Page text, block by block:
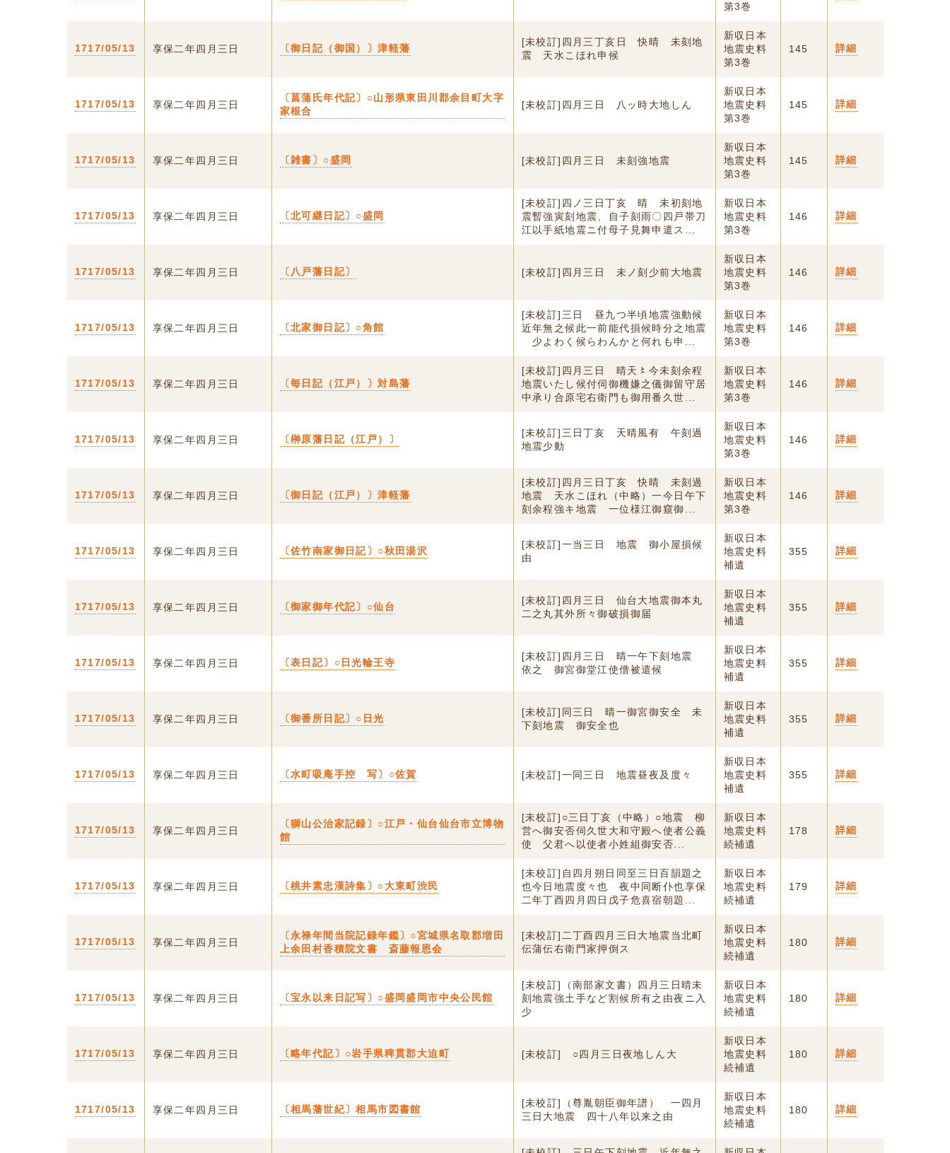
第3巻
1717/05/13 享保二年四月三日 〔御日記（御国）〕津軽藩
[未校訂]四月三丁亥日 快晴 未刻地
震 天水こほれ申候
新収日本
地震史料
第3巻
145 詳細
1717/05/13 享保二年四月三日
〔菖蒲氏年代記〕○山形県東田川郡余目町大字
家根合
[未校訂]四月三日 八ッ時大地しん
新収日本
地震史料
第3巻
145 詳細
1717/05/13 享保二年四月三日 〔雑書〕○盛岡 [未校訂]四月三日 未刻強地震
新収日本
地震史料
第3巻
145 詳細
1717/05/13 享保二年四月三日 〔北可継日記〕○盛岡
[未校訂]四ノ三日丁亥 晴 未初刻地
震暫強寅刻地震、自子刻雨〇四戸帯刀
江以手紙地震ニ付母子見舞申遣ス...
新収日本
地震史料
第3巻
146 詳細
1717/05/13 享保二年四月三日 〔八戸藩日記〕 [未校訂]四月三日 未ノ刻少前大地震
新収日本
地震史料
第3巻
146 詳細
1717/05/13 享保二年四月三日 〔北家御日記〕○角館
[未校訂]三日 昼九つ半頃地震強動候
近年無之候此一前能代損候時分之地震
ゟ少よわく候らわんかと何れも申...
新収日本
地震史料
第3巻
146 詳細
1717/05/13 享保二年四月三日 〔毎日記（江戸）〕対島藩
[未校訂]四月三日 晴天〻今未刻余程
地震いたし候付伺御機嫌之儀御留守居
中承り合原宅右衛門も御用番久世...
新収日本
地震史料
第3巻
146 詳細
1717/05/13 享保二年四月三日 〔榊原藩日記（江戸）〕
[未校訂]三日丁亥 天晴風有 午刻過
地震少動
新収日本
地震史料
第3巻
146 詳細
1717/05/13 享保二年四月三日 〔御日記（江戸）〕津軽藩
[未校訂]四月三日丁亥 快晴 未刻過
地震 天水こほれ（中略）一今日午下
刻余程強キ地震 一位様江御窺御...
新収日本
地震史料
第3巻
146 詳細
1717/05/13 享保二年四月三日 〔佐竹南家御日記〕○秋田湯沢
[未校訂]一当三日 地震 御小屋損候
由
新収日本
地震史料
補遺
355 詳細
1717/05/13 享保二年四月三日 〔御家御年代記〕○仙台
[未校訂]四月三日 仙台大地震御本丸
二之丸其外所々御破損御届
新収日本
地震史料
補遺
355 詳細
1717/05/13 享保二年四月三日 〔表日記〕○日光輪王寺
[未校訂]四月三日 晴一午下刻地震
依之 御宮御堂江使僧被遣候
新収日本
地震史料
補遺
355 詳細
1717/05/13 享保二年四月三日 〔御番所日記〕○日光
[未校訂]同三日 晴一御宮御安全 未
下刻地震 御安全也
新収日本
地震史料
補遺
355 詳細
1717/05/13 享保二年四月三日 〔水町吸庵手控 写〕○佐賀 [未校訂]一同三日 地震昼夜及度々
新収日本
地震史料
補遺
355 詳細
1717/05/13 享保二年四月三日
〔獅山公治家記録〕○江戸・仙台仙台市立博物
館
[未校訂]○三日丁亥（中略）○地震 柳
営へ御安否伺久世大和守殿へ使者公義
使 父君へ以使者小姓組御安否...
新収日本
地震史料
続補遺
178 詳細
1717/05/13 享保二年四月三日 〔桃井素忠漢詩集〕○大東町渋民
[未校訂]自四月朔日同至三日百韻題之
也今日地震度々也 夜中同断仆也享保
二年丁酉四月四日戊子危喜宿朝題...
新収日本
地震史料
続補遺
179 詳細
1717/05/13 享保二年四月三日
〔永禄年間当院記録年鑑〕○宮城県名取郡増田
上余田村香積院文書 斎藤報恩会
[未校訂]二丁酉四月三日大地震当北町
伝蒲伝右衛門家押倒ス
新収日本
地震史料
続補遺
180 詳細
1717/05/13 享保二年四月三日 〔宝永以来日記写〕○盛岡盛岡市中央公民館
[未校訂]（南部家文書）四月三日晴未
刻地震強土手など割候所有之由夜ニ入
少
新収日本
地震史料
続補遺
180 詳細
1717/05/13 享保二年四月三日 〔略年代記〕○岩手県稗貫郡大迫町 [未校訂] ○四月三日夜地しん大
新収日本
地震史料
続補遺
180 詳細
1717/05/13 享保二年四月三日 〔相馬藩世紀〕相馬市図書館
[未校訂]（尊胤朝臣御年譜） 一四月
三日大地震 四十八年以来之由
新収日本
地震史料
続補遺
180 詳細